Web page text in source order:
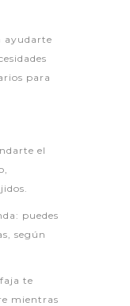
ayudarte
para
el
puedes
según
te
mientras